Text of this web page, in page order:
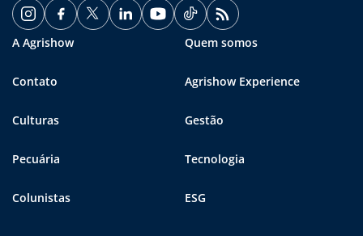
A Agrishow Quem somos
Contato Agrishow Experience
Culturas Gestão
Pecuária Tecnologia
Colunistas ESG